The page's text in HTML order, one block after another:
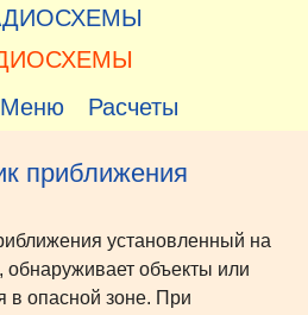
Меню Расчеты
приближения
установленный на
обнаруживает объекты или
в опасной зоне. При